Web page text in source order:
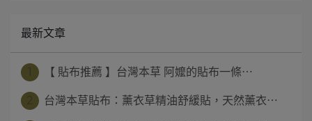
最新文章
【 貼布推薦 】台灣本草 阿嬤的貼布一條⋯
台灣本草貼布：薰衣草精油舒緩貼，天然薰衣⋯